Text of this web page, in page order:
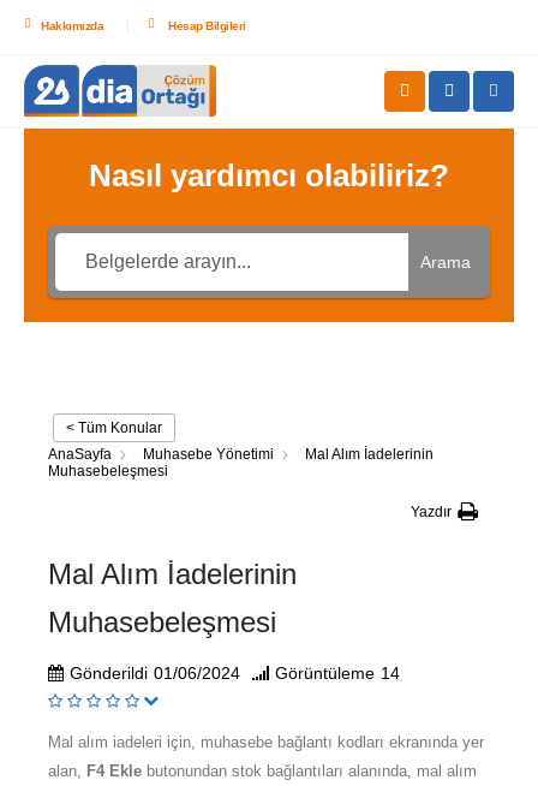
Hakkımızda Hesap Bilgileri
Nasıl yardımcı olabiliriz?
Arama
< Tüm Konular
AnaSayfa
Muhasebe Yönetimi
Mal Alım İadelerinin
Muhasebeleşmesi
Yazdır
Mal Alım İadelerinin
Muhasebeleşmesi
Gönderildi 01/06/2024 Görüntüleme 14
Mal alım iadeleri için, muhasebe bağlantı kodları ekranında yer
alan,
F4 Ekle butonundan stok bağlantıları alanında, mal alım